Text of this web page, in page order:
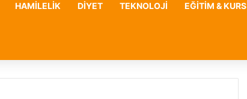
HAMILELIK DIYET TEKNOLOJI EĞITIM & KURS